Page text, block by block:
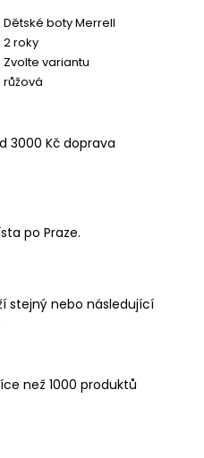
Dětské boty Merrell
2 roky
Zvolte variantu
růžová
3000 Kč doprava
po Praze.
stejný nebo následující
než 1000 produktů